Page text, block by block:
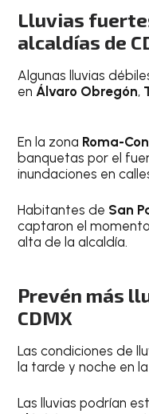
Lluvias
alcaldías de
Algunas lluvias
enÁlvaro Obregón,
En la zona Roma-
banquetas por el
inundaciones en
Habitantes de San
captaron el
alta de la alcaldía.
Prevén más
CDMX
Las condiciones de
la tarde y noche en la
Las lluvias podrían